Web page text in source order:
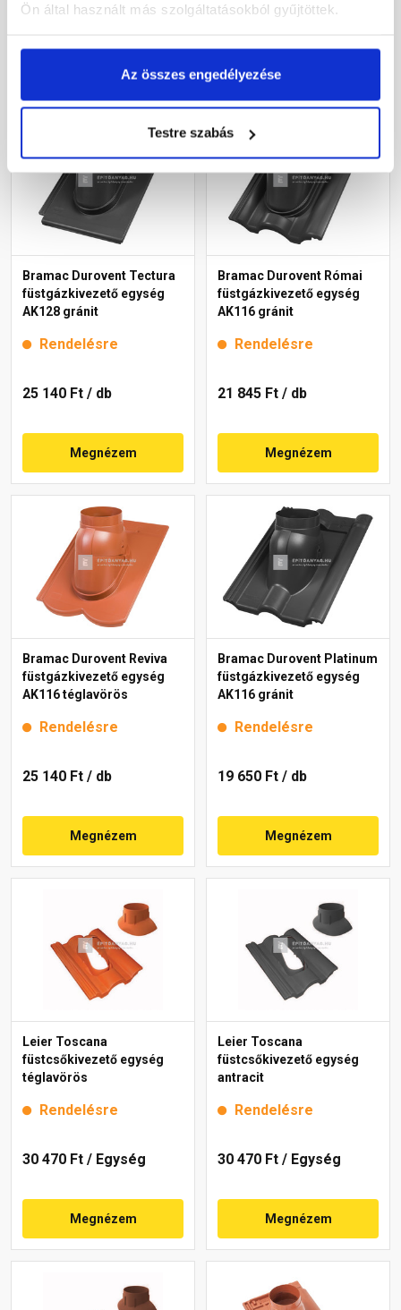
Ön által használt más szolgáltatásokból gyűjtöttek.
Az összes engedélyezése
Testre szabás
84 550 Ft/ db
Megnézem
25 140 Ft/ db
Megnézem
Bramac Durovent Tectura
füstgázkivezető egység
AK128 gránit
Rendelésre
25 140 Ft / db
Megnézem
Bramac Durovent Római
füstgázkivezető egység
AK116 gránit
Rendelésre
21 845 Ft / db
Megnézem
Bramac Durovent Reviva
füstgázkivezető egység
AK116 téglavörös
Rendelésre
25 140 Ft / db
Megnézem
Bramac Durovent Platinum
füstgázkivezető egység
AK116 gránit
Rendelésre
19 650 Ft / db
Megnézem
Leier Toscana
füstcsőkivezető egység
téglavörös
Rendelésre
30 470 Ft / Egység
Megnézem
Leier Toscana
füstcsőkivezető egység
antracit
Rendelésre
30 470 Ft / Egység
Megnézem